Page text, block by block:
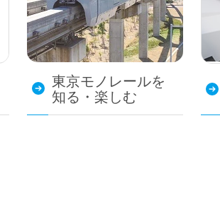
東京モノレールを
知る・楽しむ